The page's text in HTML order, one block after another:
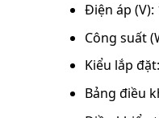
Điện áp (V):
Công suất
Kiểu lắp
Bảng điều